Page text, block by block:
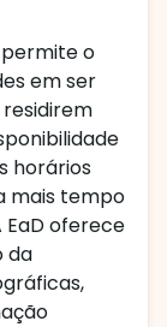
permite o
em ser
horários
mais tempo
EaD oferece
da